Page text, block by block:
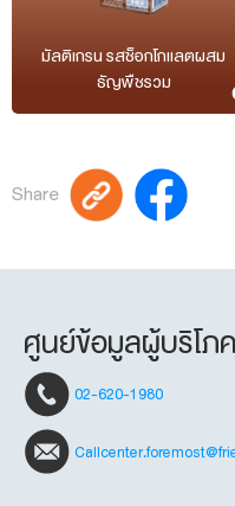
มัลติเกรน รสช็อกโกแลตผสม
ธัญพืชรวม
Share
ศูนย์ข้อมูลผู้บริโภ
02-620-1980